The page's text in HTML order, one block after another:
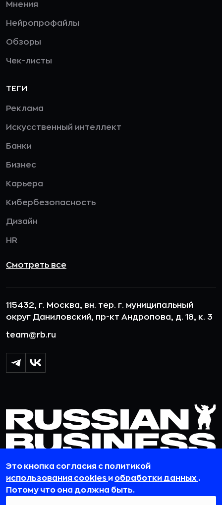
Мнения
Нейропрофайлы
Обзоры
Чек-листы
ТЕГИ
Реклама
Искусственный интеллект
Банки
Бизнес
Карьера
Кибербезопасность
Дизайн
HR
Смотреть все
115432, г. Москва, вн. тер. г. муниципальный
округ Даниловский, пр-кт Андропова, д. 18, к. 3
team@rb.ru
© 2012-2026 ООО «РБточкаРУ». ИНН 7729703526, КПП 772501001,
ОГРН 1127746119841
Это кнопка согласия с политикой
использования cookies и обработки данных .
Потому что она должна быть.